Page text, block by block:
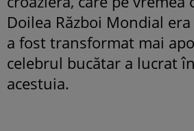
Doilea Război Mondial
a fost transformat mai
celebrul bucătar a lucrat
acestuia.